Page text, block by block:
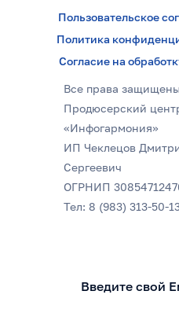
Все права
Продюсерский
«Инфогармония»
ИП Чеклецов
Сергеевич
ОГРНИП
Тел: 8 (983) 313-50-
Политика
Согласие на
Пользовательское
Введите свой